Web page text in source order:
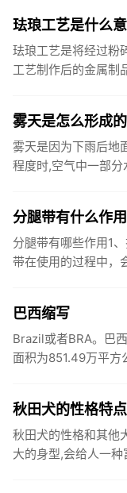
珐琅工艺是什么
珐琅工艺是将经过粉
工艺制作后的金属制
雾天是怎么形成的
雾天是因为下雨后地
程度时,空气中一部分
分腿带有什么作用
分腿带有哪些作用1
带在使用的过程中，
巴西缩写
Brazil或者BRA。巴
面积为851.49万平方
秋田犬的性格特点
秋田犬的性格和其他
大的身型,会给人一